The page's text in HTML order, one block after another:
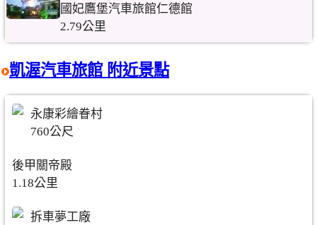
國妃鷹堡汽車旅館仁德館
2.79公里
凱渥汽車旅館 附近景點
永康彩繪眷村
760公尺
後甲關帝殿
1.18公里
拆車夢工廠